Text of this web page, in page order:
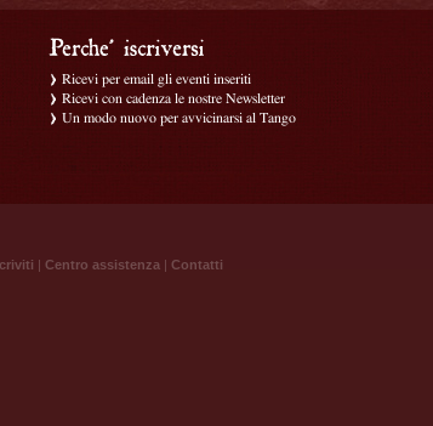
Ricevi per email gli eventi inseriti
Ricevi con cadenza le nostre Newsletter
Un modo nuovo per avvicinarsi al Tango
| Centro assistenza | Contatti